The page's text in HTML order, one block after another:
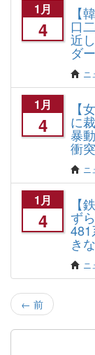
1月
4
【
口
近
ダ
ニ
1月
4
【
に
暴
衝
ニ
1月
4
【
ず
き
ニ
← 前